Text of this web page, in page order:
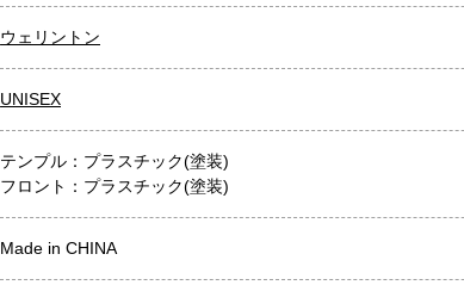
ウェリントン
UNISEX
テンプル：プラスチック(塗装)
フロント：プラスチック(塗装)
Made in CHINA